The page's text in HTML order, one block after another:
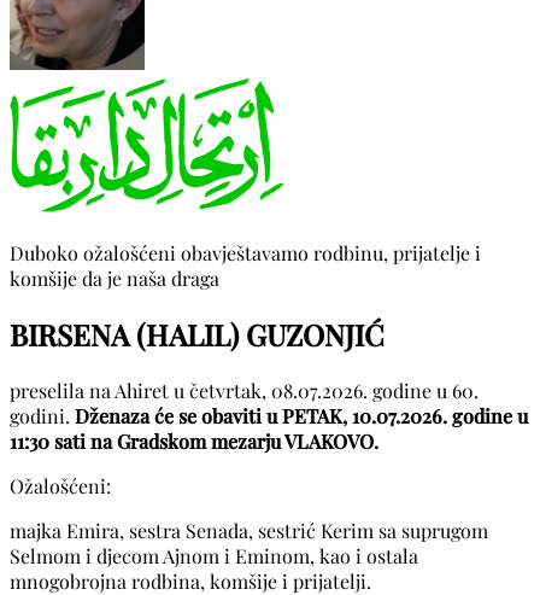
Duboko ožalošćeni obavještavamo rodbinu, prijatelje i
komšije da je naša draga
BIRSENA (HALIL) GUZONJIĆ
preselila na Ahiret u četvrtak, 08.07.2026. godine u 60.
godini. Dženaza će se obaviti u PETAK, 10.07.2026. godine u
11:30 sati na Gradskom mezarju VLAKOVO.
Ožalošćeni:
majka Emira, sestra Senada, sestrić Kerim sa suprugom
Selmom i djecom Ajnom i Eminom, kao i ostala
mnogobrojna rodbina, komšije i prijatelji.